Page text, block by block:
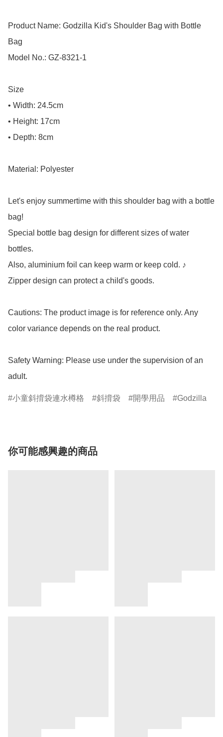
Product Name: Godzilla Kid's Shoulder Bag with Bottle
Bag
Model No.: GZ-8321-1
Size
• Width: 24.5cm
• Height: 17cm
• Depth: 8cm
Material: Polyester
Let's enjoy summertime with this shoulder bag with a bottle
bag!
Special bottle bag design for different sizes of water
bottles.
Also, aluminium foil can keep warm or keep cold. ♪
Zipper design can protect a child's goods.
Cautions: The product image is for reference only. Any
color variance depends on the real product.
Safety Warning: Please use under the supervision of an
adult.
小童斜揹袋連水樽格 斜揹袋 開學用品 Godzilla
你可能感興趣的商品